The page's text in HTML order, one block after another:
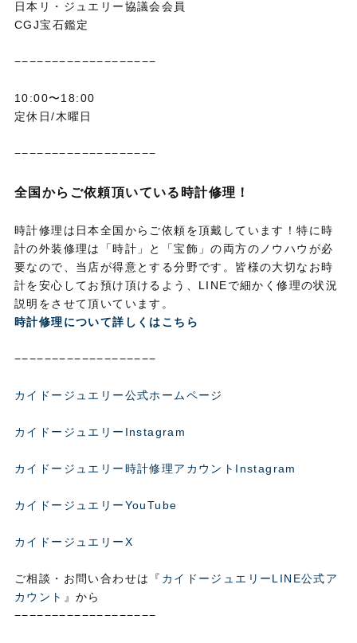
日本リ・ジュエリー協議会会員
CGJ宝石鑑定
−−−−−−−−−−−−−−−−−−−
10:00〜18:00
定休日/木曜日
−−−−−−−−−−−−−−−−−−−
全国からご依頼頂いている時計修理！
時計修理は日本全国からご依頼を頂戴しています！特に時
計の外装修理は「時計」と「宝飾」の両方のノウハウが必
要なので、当店が得意とする分野です。皆様の大切なお時
計を安心してお預け頂けるよう、LINEで細かく修理の状況
説明をさせて頂いています。
時計修理について詳しくはこちら
−−−−−−−−−−−−−−−−−−−
カイドージュエリー公式ホームページ
カイドージュエリーInstagram
カイドージュエリー時計修理アカウントInstagram
カイドージュエリーYouTube
カイドージュエリーX
ご相談・お問い合わせは『 カイドージュエリーLINE公式ア
カウント 』から
−−−−−−−−−−−−−−−−−−−